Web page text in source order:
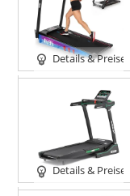
Details & Preise
Details & Preise